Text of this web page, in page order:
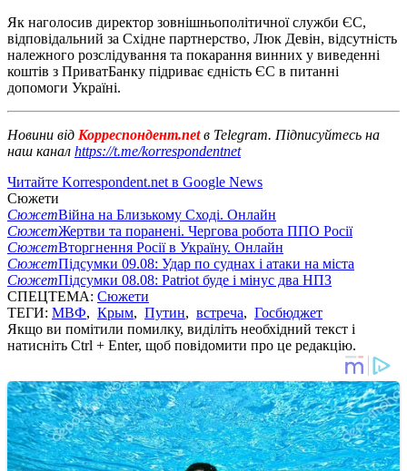
Як наголосив директор зовнішньополітичної служби ЄС,
відповідальний за Східне партнерство, Люк Девін, відсутність
належного розслідування та покарання винних у виведенні
коштів з ПриватБанку підриває єдність ЄС в питанні
допомоги Україні.
Новини від Корреспондент.netв Telegram. Підписуйтесь на
наш канал https://t.me/korrespondentnet
Читайте Korrespondent.net в Google News
Сюжети
СюжетВійна на Близькому Сході. Онлайн
СюжетЖертви та поранені. Чергова робота ППО Росії
СюжетВторгнення Росії в Україну. Онлайн
СюжетПідсумки 09.08: Удар по суднах і атаки на міста
СюжетПідсумки 08.08: Patriot буде і мінус два НПЗ
СПЕЦТЕМА: Сюжети
ТЕГИ: МВФ, Крым, Путин, встреча, Госбюджет
Якщо ви помітили помилку, виділіть необхідний текст і
натисніть Ctrl + Enter, щоб повідомити про це редакцію.